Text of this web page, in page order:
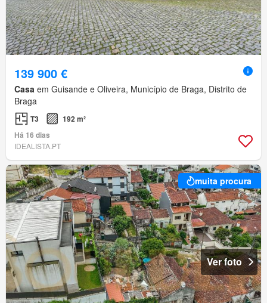
139 900 €
Casa em Guisande e Oliveira, Município de Braga, Distrito de
Braga
T3
192 m²
Há 16 dias
IDEALISTA.PT
muita procura
Ver foto